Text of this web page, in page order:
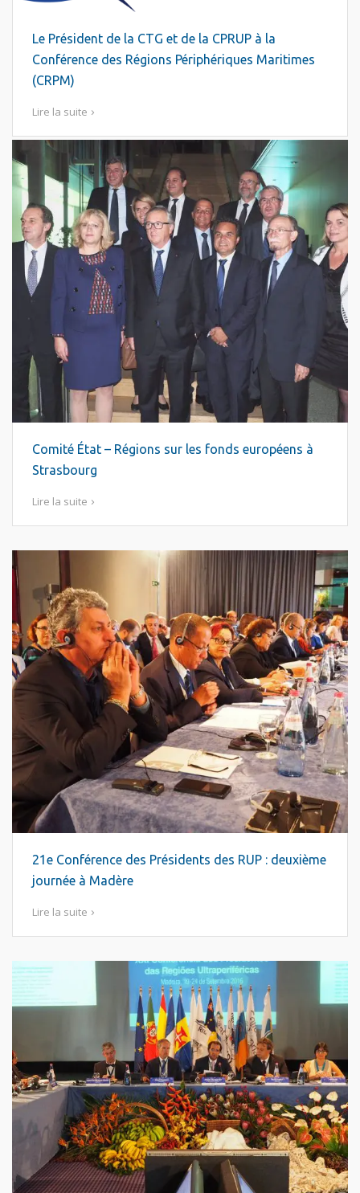
Le Président de la CTG et de la CPRUP à la
Conférence des Régions Périphériques Maritimes
(CRPM)
Lire la suite
Comité État – Régions sur les fonds européens à
Strasbourg
Lire la suite
21e Conférence des Présidents des RUP : deuxième
journée à Madère
Lire la suite